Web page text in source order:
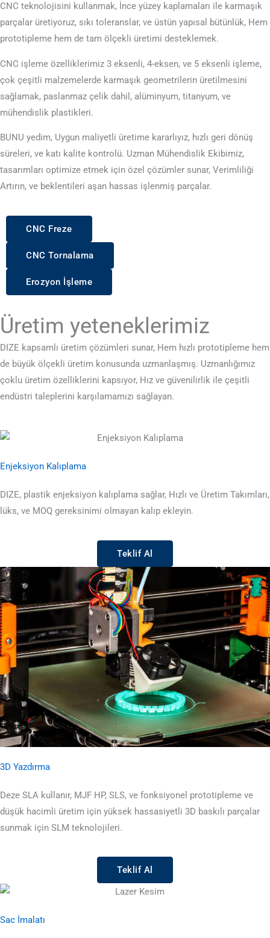
CNC teknolojisini kullanmak, İnce yüzey kaplamaları ile karmaşık
parçalar üretiyoruz, sıkı toleranslar, ve üstün yapısal bütünlük, Hem
prototipleme hem de tam ölçekli üretimi desteklemek.
CNC işleme özelliklerimiz 3 eksenli, 4-eksen, ve 5 eksenli işleme,
çok çeşitli malzemelerde karmaşık geometrilerin üretilmesini
sağlamak, paslanmaz çelik dahil, alüminyum, titanyum, ve
mühendislik plastikleri.
BUNU yedim, Uygun maliyetli üretime kararlıyız, hızlı geri dönüş
süreleri, ve katı kalite kontrolü. Uzman Mühendislik Ekibimiz,
tasarımları optimize etmek için özel çözümler sunar, Verimliliği
Artırın, ve beklentileri aşan hassas işlenmiş parçalar.
CNC Freze
CNC Tornalama
Erozyon İşleme
Üretim yeteneklerimiz
DIZE kapsamlı üretim çözümleri sunar, Hem hızlı prototipleme hem
de büyük ölçekli üretim konusunda uzmanlaşmış. Uzmanlığımız
çoklu üretim özelliklerini kapsıyor, Hız ve güvenilirlik ile çeşitli
endüstri taleplerini karşılamamızı sağlayan.
Enjeksiyon Kalıplama
DIZE, plastik enjeksiyon kalıplama sağlar, Hızlı ve Üretim Takımları,
lüks, ve MOQ gereksinimi olmayan kalıp ekleyin.
Teklif Al
3D Yazdırma
Deze SLA kullanır, MJF HP, SLS, ve fonksiyonel prototipleme ve
düşük hacimli üretim için yüksek hassasiyetli 3D baskılı parçalar
sunmak için SLM teknolojileri.
Teklif Al
Sac İmalatı